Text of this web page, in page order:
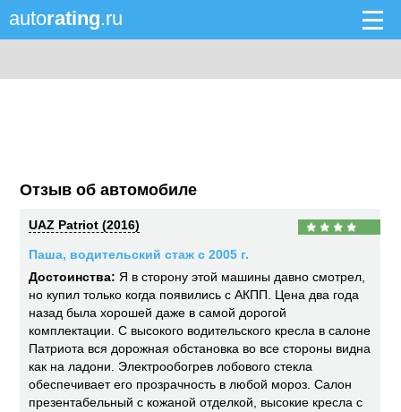
autorating.ru
Отзыв об автомобиле
UAZ Patriot (2016)
Паша, водительский стаж с 2005 г.
Достоинства: Я в сторону этой машины давно смотрел,
но купил только когда появились с АКПП. Цена два года
назад была хорошей даже в самой дорогой
комплектации. С высокого водительского кресла в салоне
Патриота вся дорожная обстановка во все стороны видна
как на ладони. Электрообогрев лобового стекла
обеспечивает его прозрачность в любой мороз. Салон
презентабельный с кожаной отделкой, высокие кресла с